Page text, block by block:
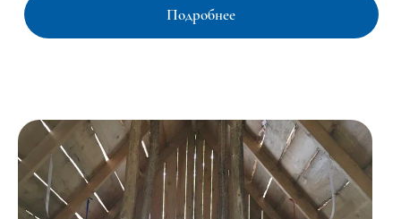
Подробнее